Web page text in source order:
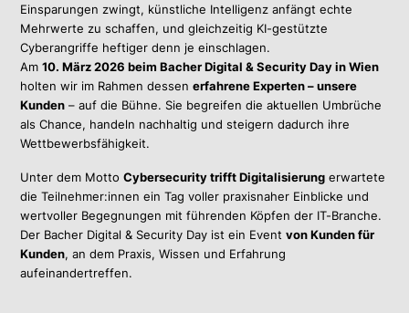
Einsparungen zwingt, künstliche Intelligenz anfängt echte
Mehrwerte zu schaffen, und gleichzeitig KI-gestützte
Cyberangriffe heftiger denn je einschlagen.
Am10. März 2026 beim Bacher Digital & Security Day in Wien
holten wir im Rahmen dessenerfahrene Experten – unsere
Kunden – auf die Bühne. Sie begreifen die aktuellen Umbrüche
als Chance, handeln nachhaltig und steigern dadurch ihre
Wettbewerbsfähigkeit.
Unter dem MottoCybersecurity trifft Digitalisierung erwartete
die Teilnehmer:innen ein Tag voller praxisnaher Einblicke und
wertvoller Begegnungen mit führenden Köpfen der IT-Branche.
Der Bacher Digital & Security Day ist ein Eventvon Kunden für
Kunden, an dem Praxis, Wissen und Erfahrung
aufeinandertreffen.